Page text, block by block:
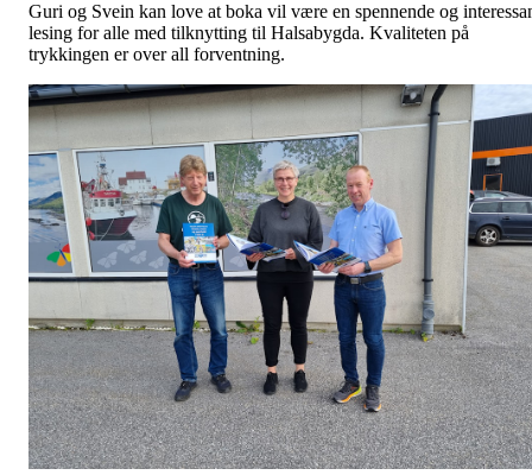
Guri og Svein kan love at boka vil være en spennende og
lesing for alle med tilknytting til Halsabygda. Kvaliteten på
trykkingen er over all forventning.